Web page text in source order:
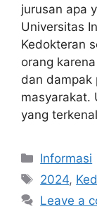
jurusan apa
Universitas
Kedokteran
orang
dan dampak
masyarakat.
yang
Informasi
2024,
Leave a